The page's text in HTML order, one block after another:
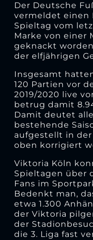
Der Deutsche
vermeldet einen
Spieltag vom
Marke von einer
geknackt
der elfjährigen
Insgesamt
120 Partien vor
2019/2020 live
betrug damit
Damit deutet
bestehende
aufgestellt in der
oben korrigiert
Viktoria Köln
Spieltagen über
Fans im
Bedenkt man,
etwa 1.300
der Viktoria
der
die 3. Liga fast